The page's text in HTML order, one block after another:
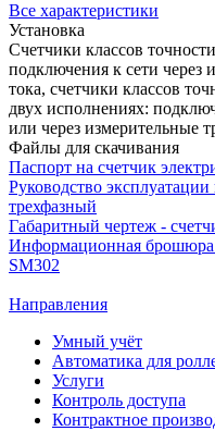
Все характеристики
Установка
Счетчики классов
подключения к сети через
тока, счетчики классов
двух исполнениях:
или через измерительные
Файлы для скачивания
Паспорт на счетчик
Руководство
трехфазный
Габаритный чертеж -
Информационная брошюра
SM302
Направления
Умный учёт
Автоматика для
Услуги
Контроль доступа
Контрактное